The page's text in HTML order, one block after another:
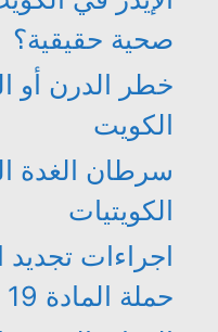
صحية حقيقية؟
خطر الدرن أو
الكويت
سرطان الغدة
الكويتيات
اجراءات تجديد
حملة المادة 19